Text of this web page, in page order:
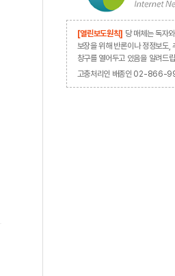
[열린보도원칙] 당 매체는 독자
보장을 위해 반론이나 정정보도,
창구를 열어두고 있음을 알려드
고충처리인 배종인 02-